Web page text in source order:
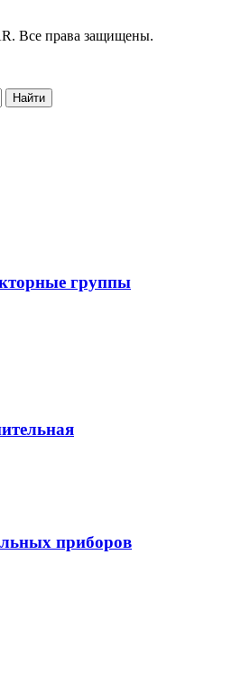
Все права защищены.
Найти
группы
приборов